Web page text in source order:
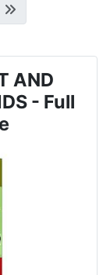
AND
- Full